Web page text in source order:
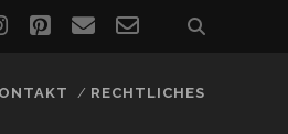
instagram
pinterest
emailemail-
RECHTLICHES